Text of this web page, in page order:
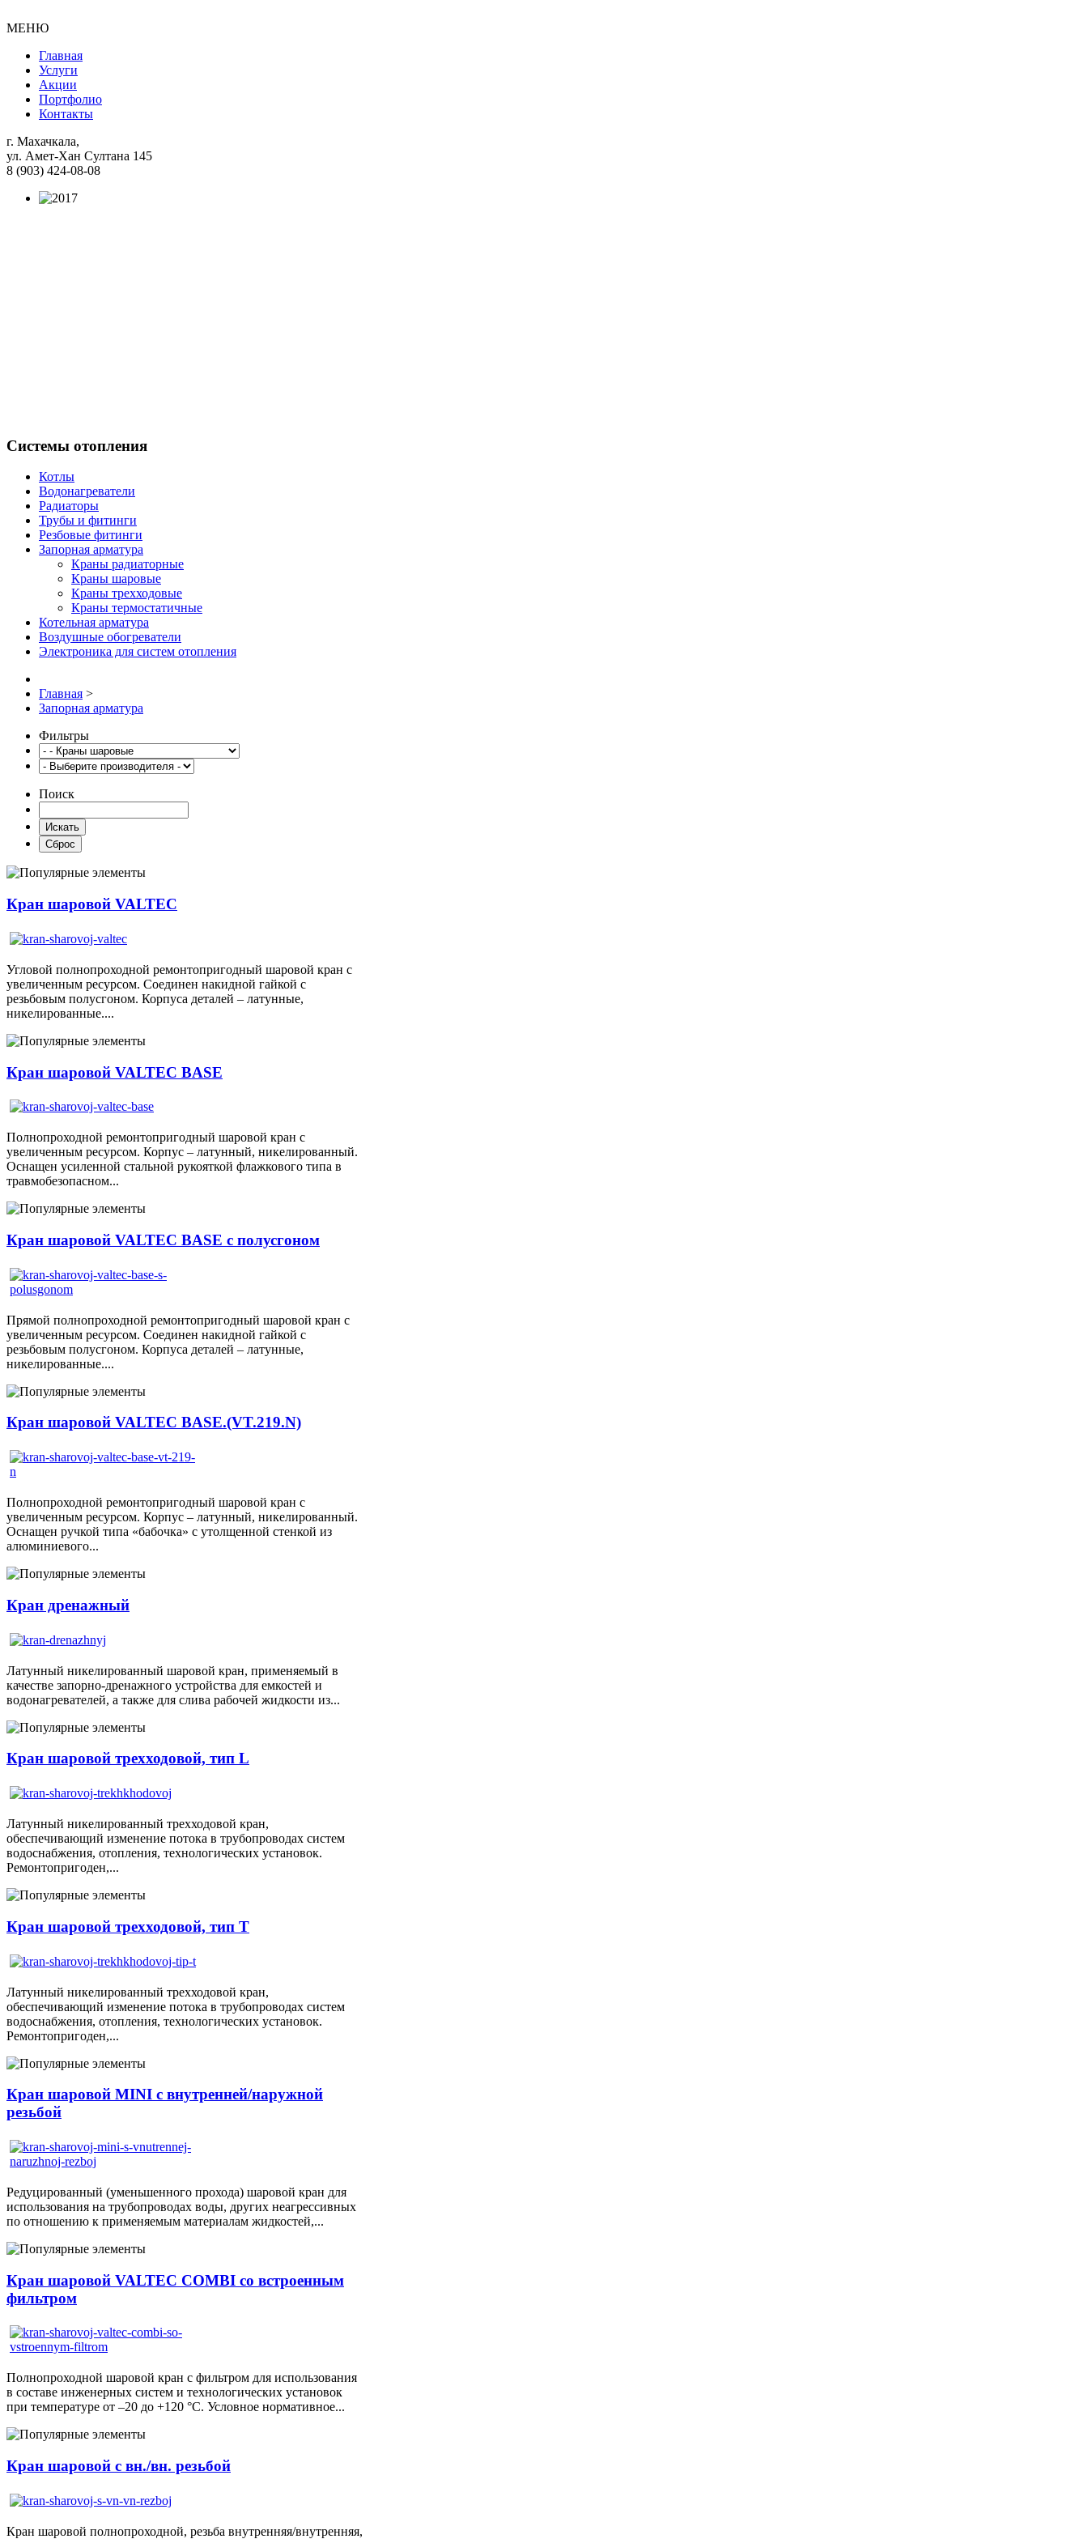
МЕНЮ
Главная
Услуги
Акции
Портфолио
Контакты
г. Махачкала,
ул. Амет-Хан Султана 145
8 (903) 424-08-08
Системы отопления
Котлы
Водонагреватели
Радиаторы
Трубы и фитинги
Резбовые фитинги
Запорная арматура
Краны радиаторные
Краны шаровые
Краны трехходовые
Краны термостатичные
Котельная арматура
Воздушные обогреватели
Электроника для систем отопления
Главная >
Запорная арматура
Фильтры
Поиск
Кран шаровой VALTEC
Угловой полнопроходной ремонтопригодный шаровой кран с
увеличенным ресурсом. Соединен накидной гайкой с
резьбовым полусгоном. Корпуса деталей – латунные,
никелированные....
Кран шаровой VALTEC BASE
Полнопроходной ремонтопригодный шаровой кран с
увеличенным ресурсом. Корпус – латунный, никелированный.
Оснащен усиленной стальной рукояткой флажкового типа в
травмобезопасном...
Кран шаровой VALTEC BASE с полусгоном
Прямой полнопроходной ремонтопригодный шаровой кран с
увеличенным ресурсом. Соединен накидной гайкой с
резьбовым полусгоном. Корпуса деталей – латунные,
никелированные....
Кран шаровой VALTEC BASE.(VT.219.N)
Полнопроходной ремонтопригодный шаровой кран с
увеличенным ресурсом. Корпус – латунный, никелированный.
Оснащен ручкой типа «бабочка» с утолщенной стенкой из
алюминиевого...
Кран дренажный
Латунный никелированный шаровой кран, применяемый в
качестве запорно-дренажного устройства для емкостей и
водонагревателей, а также для слива рабочей жидкости из...
Кран шаровой трехходовой, тип L
Латунный никелированный трехходовой кран,
обеспечивающий изменение потока в трубопроводах систем
водоснабжения, отопления, технологических установок.
Ремонтопригоден,...
Кран шаровой трехходовой, тип T
Латунный никелированный трехходовой кран,
обеспечивающий изменение потока в трубопроводах систем
водоснабжения, отопления, технологических установок.
Ремонтопригоден,...
Кран шаровой MINI с внутренней/наружной
резьбой
Редуцированный (уменьшенного прохода) шаровой кран для
использования на трубопроводах воды, других неагрессивных
по отношению к применяемым материалам жидкостей,...
Кран шаровой VALTEC COMBI со встроенным
фильтром
Полнопроходной шаровой кран с фильтром для использования
в составе инженерных систем и технологических установок
при температуре от –20 до +120 °С. Условное нормативное...
Кран шаровой с вн./вн. резьбой
Кран шаровой полнопроходной, резьба внутренняя/внутренняя,